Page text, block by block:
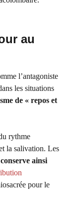
au
l’antagoniste
les situations
de « repos et
rythme
la salivation. Les
conserve ainsi
pour le